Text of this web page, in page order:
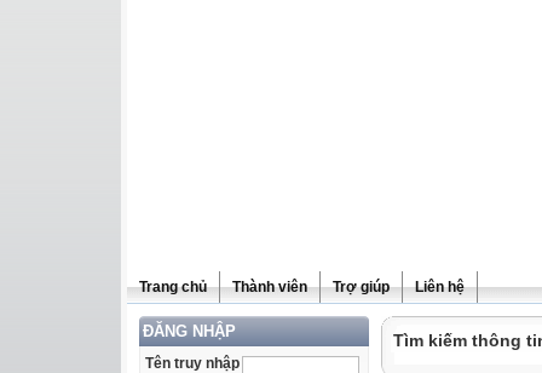
Trang chủ Thành viên Trợ giúp Liên hệ
ĐĂNG NHẬP
Tên truy nhập
Tìm kiếm thông